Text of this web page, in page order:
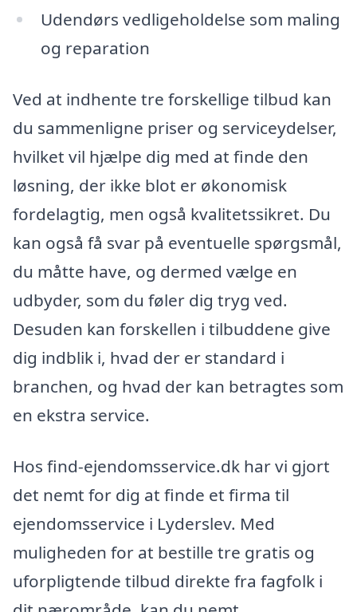
Udendørs vedligeholdelse som maling
og reparation
Ved at indhente tre forskellige tilbud kan
du sammenligne priser og serviceydelser,
hvilket vil hjælpe dig med at finde den
løsning, der ikke blot er økonomisk
fordelagtig, men også kvalitetssikret. Du
kan også få svar på eventuelle spørgsmål,
du måtte have, og dermed vælge en
udbyder, som du føler dig tryg ved.
Desuden kan forskellen i tilbuddene give
dig indblik i, hvad der er standard i
branchen, og hvad der kan betragtes som
en ekstra service.
Hos find-ejendomsservice.dk har vi gjort
det nemt for dig at finde et firma til
ejendomsservice i Lyderslev. Med
muligheden for at bestille tre gratis og
uforpligtende tilbud direkte fra fagfolk i